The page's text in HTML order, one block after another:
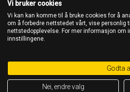
Vi bruker cookies
Vi kan kan komme til å bruke cookies for å
om å forbedre nettstedet vårt, vise personlig
nettstedopplevelse. For mer informasjon om
innstillingene.
Godta
Nei, endre valg